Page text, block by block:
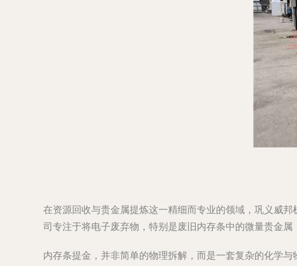
在资源回收与贵金属提炼这一精细而专业的领域，巩义威
司专注于将电子废弃物，特别是废旧内存条中的微量贵金
内存条提金，并非简单的物理拆解，而是一套复杂的化学